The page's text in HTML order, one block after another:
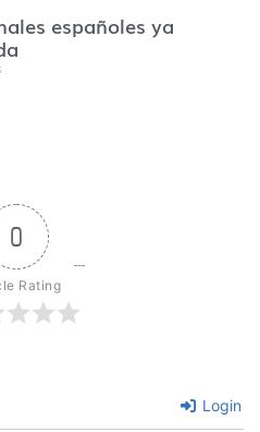
españoles ya
0
Rating
Login